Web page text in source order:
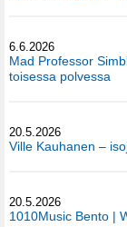
6.6.2026
Mad Professor
toisessa polvessa
20.5.2026
Ville Kauhanen –
20.5.2026
1010Music Bento |